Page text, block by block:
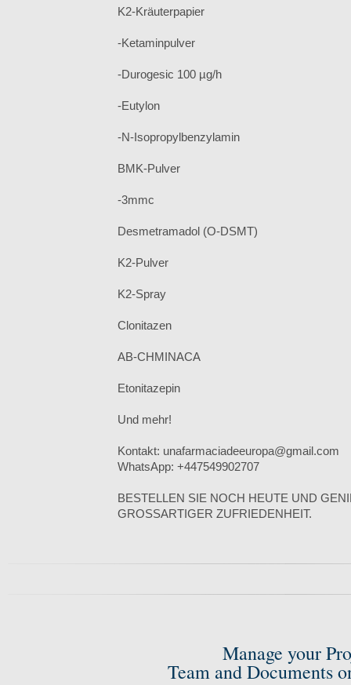
K2-Kräuterpapier
-Ketaminpulver
-Durogesic 100 µg/h
-Eutylon
-N-Isopropylbenzylamin
BMK-Pulver
-3mmc
Desmetramadol (O-DSMT)
K2-Pulver
K2-Spray
Clonitazen
AB-CHMINACA
Etonitazepin
Und mehr!
Kontakt: unafarmaciadeeuropa@gmail.com
WhatsApp: +447549902707
BESTELLEN SIE NOCH HEUTE UND
GROSSARTIGER ZUFRIEDENHEIT.
Manage your
Team and Documents